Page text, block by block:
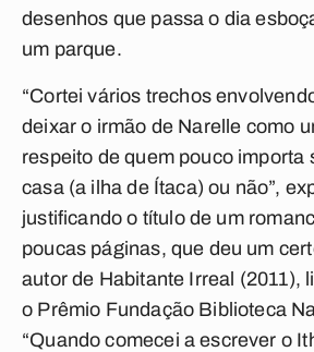
desenhos que passa o dia
um parque.
“Cortei vários trechos
deixar o irmão de Narelle como
respeito de quem pouco importa
casa (a ilha de Ítaca) ou não”,
justificando o título de um
poucas páginas, que deu um
autor de Habitante Irreal (2011),
o Prêmio Fundação Biblioteca
“Quando comecei a escrever o